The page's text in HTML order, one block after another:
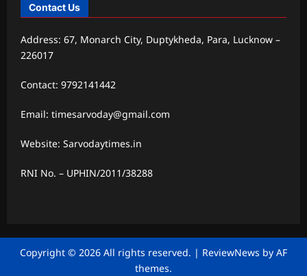
Contact Us
Address: 67, Monarch City, Duptykheda, Para, Lucknow –
226017
Contact: 9792141442
Email: timesarvoday@gmail.com
Website: Sarvodaytimes.in
RNI No. – UPHIN/2011/38288
Copyright © 2026 All rights reserved. | ReviewNews by AF
themes.